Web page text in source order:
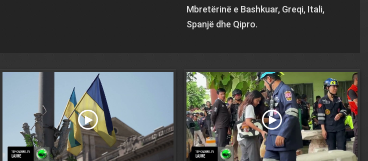
Mbretërinë e Bashkuar, Greqi, Itali,
Spanjë dhe Qipro.